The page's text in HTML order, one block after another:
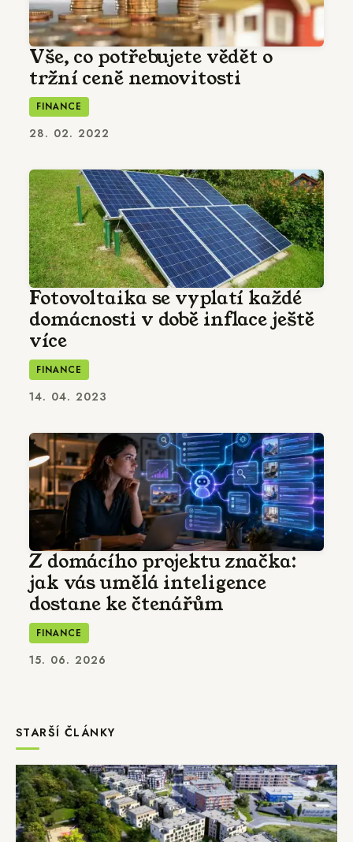
Vše, co potřebujete vědět o
tržní ceně nemovitosti
FINANCE
28. 02. 2022
Fotovoltaika se vyplatí každé
domácnosti v době inflace ještě
více
FINANCE
14. 04. 2023
Z domácího projektu značka:
jak vás umělá inteligence
dostane ke čtenářům
FINANCE
15. 06. 2026
STARŠÍ ČLÁNKY